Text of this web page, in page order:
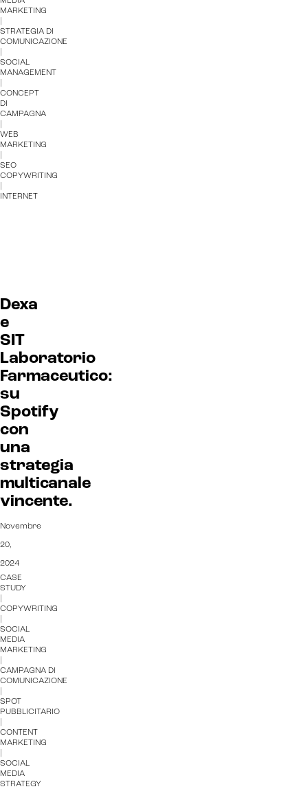
MARKETING
STRATEGIA DI
COMUNICAZIONE
SOCIAL
MANAGEMENT
CONCEPT
DI
CAMPAGNA
WEB
MARKETING
SEO
COPYWRITING
INTERNET
Dexa
e
SIT
Laboratorio
Farmaceutico:
su
Spotify
con
una
strategia
multicanale
vincente.
Novembre
20,
2024
CASE
STUDY
COPYWRITING
SOCIAL
MEDIA
MARKETING
CAMPAGNA DI
COMUNICAZIONE
SPOT
PUBBLICITARIO
CONTENT
MARKETING
SOCIAL
MEDIA
STRATEGY